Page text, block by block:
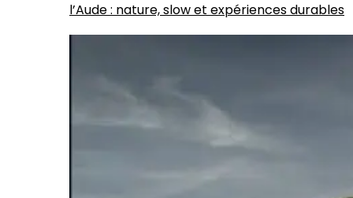
l’Aude : nature, slow et expériences durables